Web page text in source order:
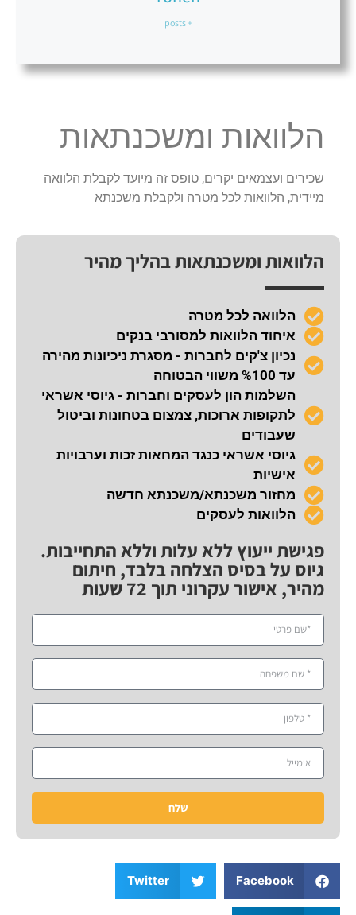
+ posts
הלוואות ומשכנתאות
שכירים ועצמאים יקרים, טופס זה מיועד לקבלת הלוואה
מיידית, הלוואות לכל מטרה ולקבלת משכנתא
הלוואות ומשכנתאות בהליך מהיר
הלוואה לכל מטרה
איחוד הלוואות למסורבי בנקים
נכיון צ'קים לחברות - מסגרת ניכיונות מהירה
עד %100 משווי הבטוחה
השלמות הון לעסקים וחברות - גיוסי אשראי
לתקופות ארוכות, צמצום בטחונות וביטול
שעבודים
גיוסי אשראי כנגד המחאות זכות וערבויות
אישיות
מחזור משכנתא/משכנתא חדשה
הלוואות לעסקים
פגישת ייעוץ ללא עלות וללא התחייבות.
גיוס על בסיס הצלחה בלבד, חיתום
מהיר, אישור עקרוני תוך 72 שעות
שלח
Facebook
Twitter